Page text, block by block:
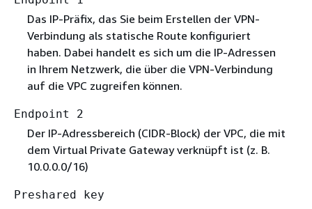
Das IP-Präfix, das Sie beim Erstellen der VPN-
Verbindung als statische Route konfiguriert
haben. Dabei handelt es sich um die IP-Adressen
in Ihrem Netzwerk, die über die VPN-Verbindung
auf die VPC zugreifen können.
Endpoint 2
Der IP-Adressbereich (CIDR-Block) der VPC, die mit
dem Virtual Private Gateway verknüpft ist (z. B.
10.0.0.0/16)
Preshared key